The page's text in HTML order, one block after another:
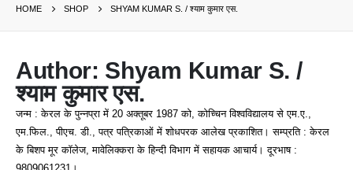
HOME SHOP SHYAM KUMAR S. / श्याम कुमार एस.
Author: Shyam Kumar S. /
श्याम कुमार एस.
जन्म : केरल के पुन्नप्रा में 20 अक्तूबर 1987 को, कोच्चिन विश्वविद्यालय से एम.ए.,
एम.फिल., पीएच. डी., पत्र पत्रिकाओं में शोधपरक आलेख प्रकाशित। सम्प्रति : केरल
के बिशप मूर कॉलेज, मावेलिक्करा के हिन्दी विभाग में सहायक आचार्य। दूरभाष :